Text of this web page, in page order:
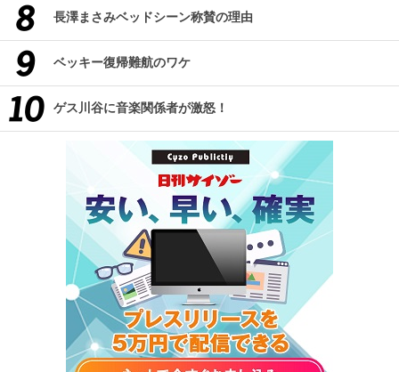
長澤まさみベッドシーン称賛の理由
ベッキー復帰難航のワケ
ゲス川谷に音楽関係者が激怒！